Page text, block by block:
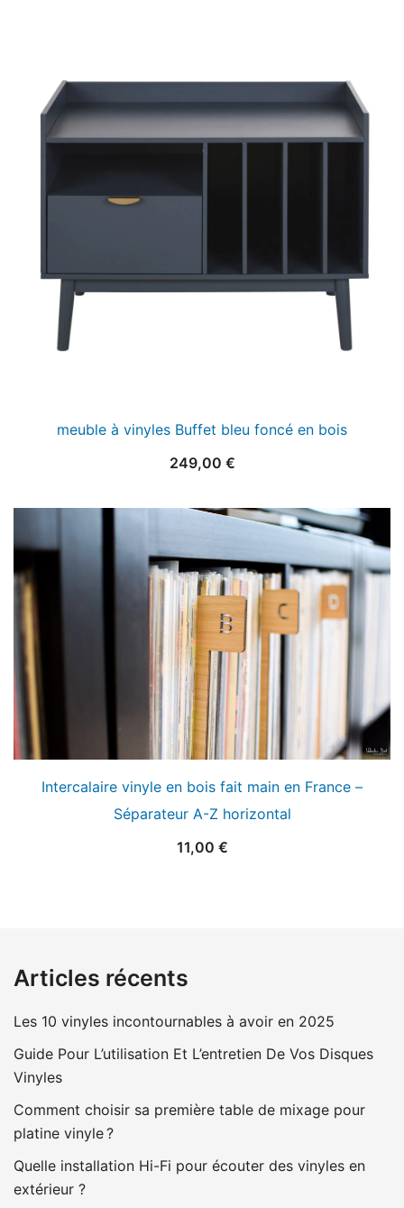
meuble à vinyles Buffet bleu foncé en bois
249,00 €
Intercalaire vinyle en bois fait main en France –
Séparateur A-Z horizontal
11,00 €
Articles récents
Les 10 vinyles incontournables à avoir en 2025
Guide Pour L’utilisation Et L’entretien De Vos Disques
Vinyles
Comment choisir sa première table de mixage pour
platine vinyle ?
Quelle installation Hi-Fi pour écouter des vinyles en
extérieur ?